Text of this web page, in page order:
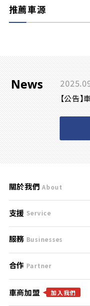
推薦車源
News
【公告
關於我們 About
刊登規範
服務條款
免責聲明
隱私權政策
支援 Service
支援中心
聯絡我們
服務 Businesses
什麼是Goo鑑定？
找好車
合作 Partner
合作夥伴
車商加盟 加入我們